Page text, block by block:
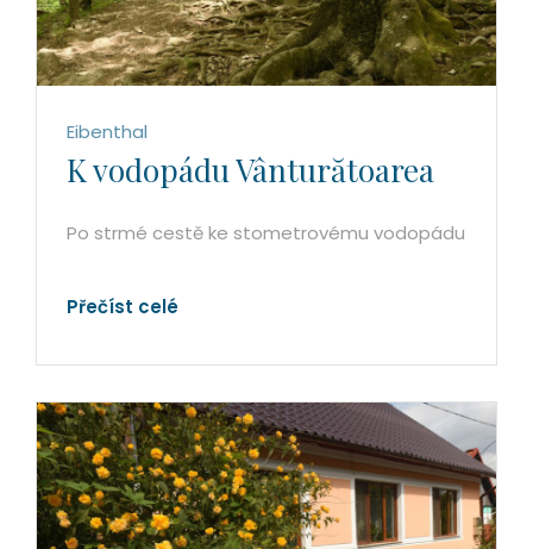
Eibenthal
K vodopádu Vânturătoarea
Po strmé cestě ke stometrovému vodopádu
Přečíst celé